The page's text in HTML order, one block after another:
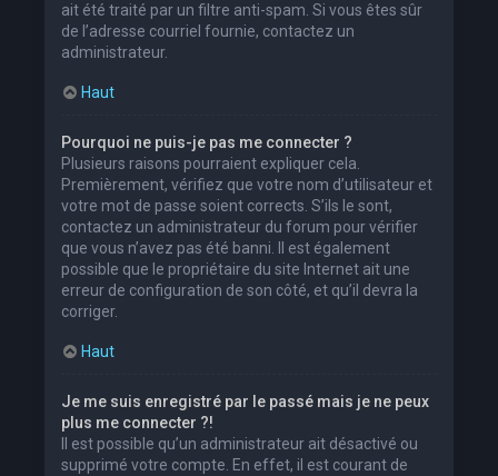
ait été traité par un filtre anti-spam. Si vous êtes sûr
de l’adresse courriel fournie, contactez un
administrateur.
Haut
Pourquoi ne puis-je pas me connecter ?
Plusieurs raisons pourraient expliquer cela.
Premièrement, vérifiez que votre nom d’utilisateur et
votre mot de passe soient corrects. S’ils le sont,
contactez un administrateur du forum pour vérifier
que vous n’avez pas été banni. Il est également
possible que le propriétaire du site Internet ait une
erreur de configuration de son côté, et qu’il devra la
corriger.
Haut
Je me suis enregistré par le passé mais je ne peux
plus me connecter ?!
Il est possible qu’un administrateur ait désactivé ou
supprimé votre compte. En effet, il est courant de